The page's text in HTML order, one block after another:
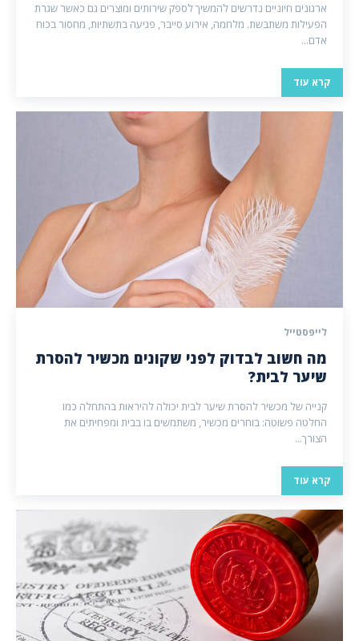
ארגונים חיוניים נדרשים להמשיך לספק שירותים ומוצרים גם כאשר שגרת
הפעילות משתבשת. מלחמה, אירוע סייבר, פגיעה בתשתיות, מחסור בכוח
אדם...
קרא עוד
לייפסטייל
מה חשוב לבדוק לפני שקונים מכשיר להסרת
שיער לבית?
קנייה של מכשיר להסרת שיער לבית יכולה להיראות בהתחלה כמו
החלטה פשוטה: בוחרים מכשיר, משתמשים בו בבית ומפחיתים את
הצורך...
קרא עוד